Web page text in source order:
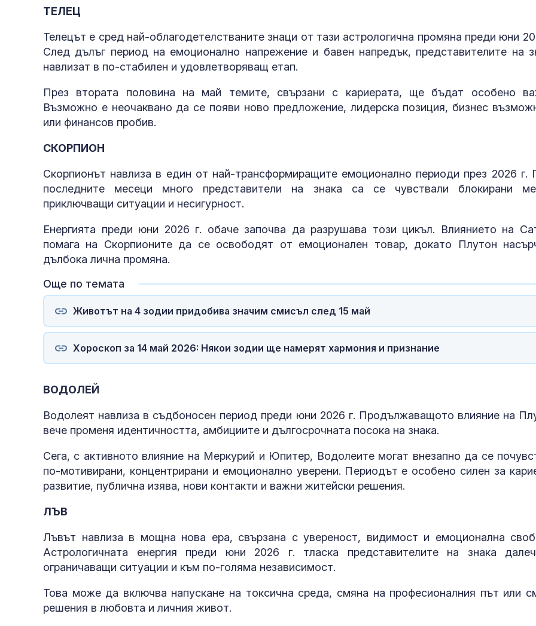
ТЕЛЕЦ
Телецът е сред най-облагодетелстваните знаци от тази астрологична промяна преди юни
След дълъг период на емоционално напрежение и бавен напредък, представителите на
навлизат в по-стабилен и удовлетворяващ етап.
През втората половина на май темите, свързани с кариерата, ще бъдат особено
Възможно е неочаквано да се появи ново предложение, лидерска позиция, бизнес
или финансов пробив.
СКОРПИОН
Скорпионът навлиза в един от най-трансформиращите емоционално периоди през 2026 г.
последните месеци много представители на знака са се чувствали блокирани
приключващи ситуации и несигурност.
Енергията преди юни 2026 г. обаче започва да разрушава този цикъл. Влиянието на
помага на Скорпионите да се освободят от емоционален товар, докато Плутон
дълбока лична промяна.
Още по темата
Животът на 4 зодии придобива значим смисъл след 15 май
Хороскоп за 14 май 2026: Някои зодии ще намерят хармония и признание
ВОДОЛЕЙ
Водолеят навлиза в съдбоносен период преди юни 2026 г. Продължаващото влияние на
вече променя идентичността, амбициите и дългосрочната посока на знака.
Сега, с активното влияние на Меркурий и Юпитер, Водолеите могат внезапно да се
по-мотивирани, концентрирани и емоционално уверени. Периодът е особено силен за
развитие, публична изява, нови контакти и важни житейски решения.
ЛЪВ
Лъвът навлиза в мощна нова ера, свързана с увереност, видимост и емоционална
Астрологичната енергия преди юни 2026 г. тласка представителите на знака
ограничаващи ситуации и към по-голяма независимост.
Това може да включва напускане на токсична среда, смяна на професионалния път или
решения в любовта и личния живот.
Левски
Локомотив
2:0